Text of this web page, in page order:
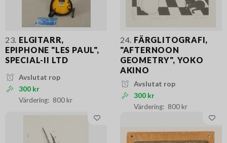
23. ELGITARR,
EPIPHONE "LES PAUL",
SPECIAL-II LTD
Avslutat rop
300 kr
800 kr
24. FÄRGLITOGRAFI,
"AFTERNOON
GEOMETRY", YOKO
AKINO
Avslutat rop
300 kr
800 kr